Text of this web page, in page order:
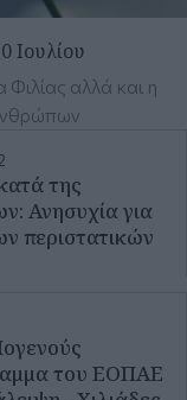
περιστατικών
του ΕΟΠΑΕ
- Χιλιάδες
Ημέρα
Η
πρώην
έως την